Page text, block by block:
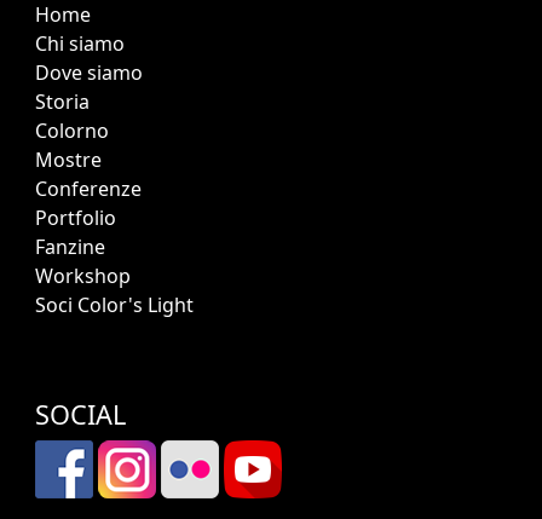
Home
Chi siamo
Dove siamo
Storia
Colorno
Mostre
Conferenze
Portfolio
Fanzine
Workshop
Soci Color's Light
SOCIAL